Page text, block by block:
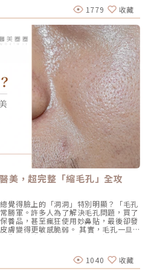
的新生，但其成分會在體內逐漸代謝，
，Profhilo所啟動的生物刺激作用能持
膚的保濕度與細胞活化功能會逐漸降
態。加上年齡增長與環境壓力，皮膚細
行一次補打，持續激活肌膚，維持年輕
研究顯示，接受兩次Profhilo注射（間
估中，皮膚彈性與保濕度均有顯著提
者自我評估亦反映皺紋減少、肌膚更緊
考來源：Sparavigna et al., 2022）璞
服用抗凝血藥物（如阿斯匹靈、維他命
作息規律，避免熬夜與重度壓力術後：
避免劇烈運動與三溫暖 一週內避免臉部
濕、防曬，幫助效果延長璞菲洛副作用
不含化學交聯劑，生物相容性極佳，副
注射處短暫腫脹、微紅 局部輕微瘀青
會有輕微搔癢或壓痛感，通常在數天
品，是避免療程風險最關鍵的因素。
？隨著醫美觀念的演變，越來越多人
望臉部看起來僵硬或過度膨脹。Profhilo
於它獨特的「重建」式作用。Profhilo
酸均勻分布於肌膚真皮層，從底層刺激
的自我修復能力，讓效果柔和自然，能
感，也更貼近肌膚自然老化的邏輯。此
場「微侵入式」與「預防型保養」的
手術之間的空缺，不需像肉毒桿菌那樣
漫長的恢復期。對於生活忙碌、注重效
受，成為許多人延緩老化、提升膚質的
的實際案例，透過Profhilo逆時針療
供大家參考了解療程效果。璞菲洛
水光療程有什麼差別？ 水光著重在肌
而PROFHILO作用層次更深，不只補
的陰影。的確，第一代美國音波因其能
敏感的客人來說確實是一大挑戰。但
年能被醫美圈推崇，關鍵就在於它
術的優化美音二代優化了能量輸出的波
。在臨床操作中，我發現客人的耐受度
到想哭」。 見效時間：治療當下因組
拉提感。真正的巔峰效果會在術後 2–3
廓會日益清晰。 維持時間：在規律的
維持 12–18 個月。四、 蔡醫師的減齡
所標榜「破千條」的音波，但我始終堅
關鍵。過多的能量可能造成脂肪萎縮
我會根據每一位客人的臉型厚薄、鬆弛
年我常用的建議處方： 施作區
波拉提後，搭配再生針（瑞德喜）進行
」補足流失的骨架支撐。這種「由內拉
代抗老的趨勢。五、 2026 醫美行情與
格」時，會發現市場行情落差很大。身
包含的是原廠探頭成本、儀器維護、以
」。 認明原廠授權：施打前請掃描儀
法翻新探頭。 選擇認證醫師：音波拉
原廠培訓的醫師，才能在「安全邊界
愛美，是為了成就更好的自己我常
一個人，而在於「找回最巔峰狀態的
子裡的自己露出自信的微笑，那是我身
Prime 美國音波第二代的精準
，悉心守護妳每一寸肌膚的張力。如果
猶豫哪種療程最適合自己，歡迎預約來
境下，一起討論出最適合您的減齡計
藥物、無嚴重副作用，透過專利
過度活躍的皮脂腺。 這篇文章將帶你
用原理、與傳統治療的差異、療程細
這項抗痘黑科技是否適合自己。為什麼
皮脂腺」在認識 AviClear 戰痘雷射之
竟是怎麼形成。青春痘的生成機制主要
到賀爾蒙、壓力、飲食或基因影響，皮
異常：老廢角質無法正常代謝，與油脂
桿菌增生：堵塞的無氧毛孔成為痤瘡桿
殖。 發炎反應：細菌代謝物引發免疫
囊腫型或膿皰型痘痘。在這四個環節
連串災難的開關。傳統的治療方式，如
針對去角質。唯有口服 A 酸能夠有效抑
A 酸過去被視為治療嚴重痘痘的終極武
的副作用。而 AviClear 戰痘雷射的誕
們能不能在不吃藥的情況下，精準且長
戰痘雷射？解密 1726nm 的物理奇蹟
長光能來治療痤瘡的醫療儀器。它的核
射。1. 為什麼是 1726nm 波長？「專
不同的波長會被不同的目標物（如黑色
這個波長非常特殊，它在人體組織
約是被水分吸收的 2 倍。當 AviClear
準地被富含油脂的「皮脂腺」大量吸
過度活躍的皮脂腺細胞，變得萎縮、分
毛孔就不易堵塞，痤瘡桿菌也失去了生
溫床。2. AviCool™ 藍寶石冷卻系統：
熱能破壞深層的皮脂腺，表皮會不會被
心專利。機器配備了專屬的 AviCool™
前、擊發中與擊發後，冷卻系統會持續
這不僅能防止表皮熱傷害、避免術後反
患者在不需要敷麻藥的情況下（視個人
AviClear 戰痘雷射 vs. 藍雷射與傳統療
1779 收藏
美，超完整「縮毛孔」全攻
覺得臉上的「洞洞」特別明顯？「毛孔
勝軍。許多人為了解決毛孔問題，買了
養品，甚至瘋狂使用妙鼻貼，最後卻發
膚變得更敏感脆弱。 其實，毛孔一旦
靠日常塗抹保養品是很難「完全逆轉」
須先搞懂你的毛孔是哪一種「型」，才
保養到專業醫美療程，全面拯救毛孔粗
大？揭開毛孔粗大的 6大元兇在探討怎
1040 收藏